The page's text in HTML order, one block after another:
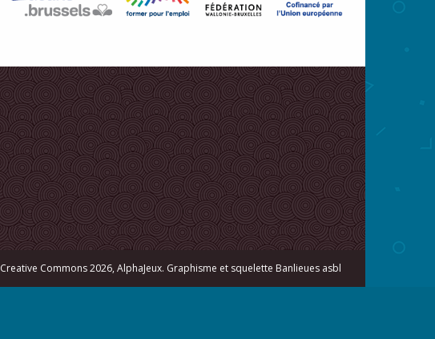
Creative Commons 2026, AlphaJeux. Graphisme et squelette Banlieues asbl